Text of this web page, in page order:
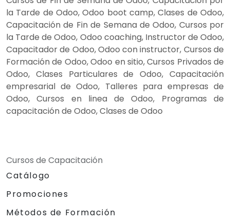
la Tarde de Odoo, Odoo boot camp, Clases de Odoo,
Capacitación de Fin de Semana de Odoo, Cursos por
la Tarde de Odoo, Odoo coaching, Instructor de Odoo,
Capacitador de Odoo, Odoo con instructor, Cursos de
Formación de Odoo, Odoo en sitio, Cursos Privados de
Odoo, Clases Particulares de Odoo, Capacitación
empresarial de Odoo, Talleres para empresas de
Odoo, Cursos en linea de Odoo, Programas de
capacitación de Odoo, Clases de Odoo
Cursos de Capacitación
Catálogo
Promociones
Métodos de Formación